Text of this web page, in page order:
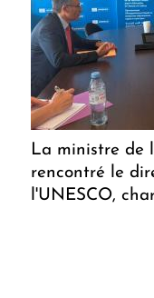
La ministre de
rencontré le
l'UNESCO,